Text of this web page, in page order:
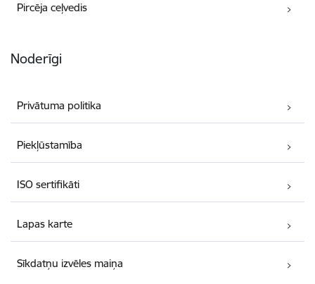
Pircēja ceļvedis
Noderīgi
Privātuma politika
Piekļūstamība
ISO sertifikāti
Lapas karte
Sīkdatņu izvēles maiņa